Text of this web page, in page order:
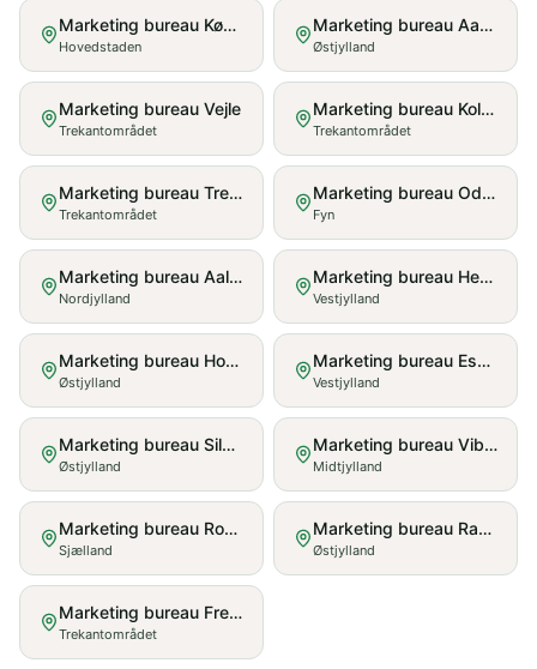
Marketing bureau København
Hovedstaden
Marketing bureau Aarhus
Østjylland
Marketing bureau Vejle
Trekantområdet
Marketing bureau Kolding
Trekantområdet
Marketing bureau Trekantområdet
Trekantområdet
Marketing bureau Odense
Fyn
Marketing bureau Aalborg
Nordjylland
Marketing bureau Herning
Vestjylland
Marketing bureau Horsens
Østjylland
Marketing bureau Esbjerg
Vestjylland
Marketing bureau Silkeborg
Østjylland
Marketing bureau Viborg
Midtjylland
Marketing bureau Roskilde
Sjælland
Marketing bureau Randers
Østjylland
Marketing bureau Fredericia
Trekantområdet